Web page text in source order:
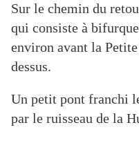
Sur le chemin du
qui consiste à
environ avant la
dessus.
Un petit pont franchi
par le ruisseau de la